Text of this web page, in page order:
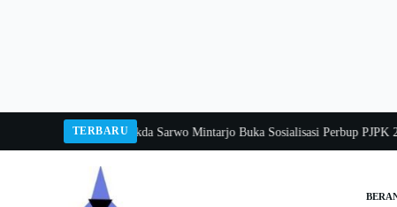
TERBARU
Balang 2026Pj Sekda Sarwo Mintarjo Buka Sosialisasi Perbup PJPK